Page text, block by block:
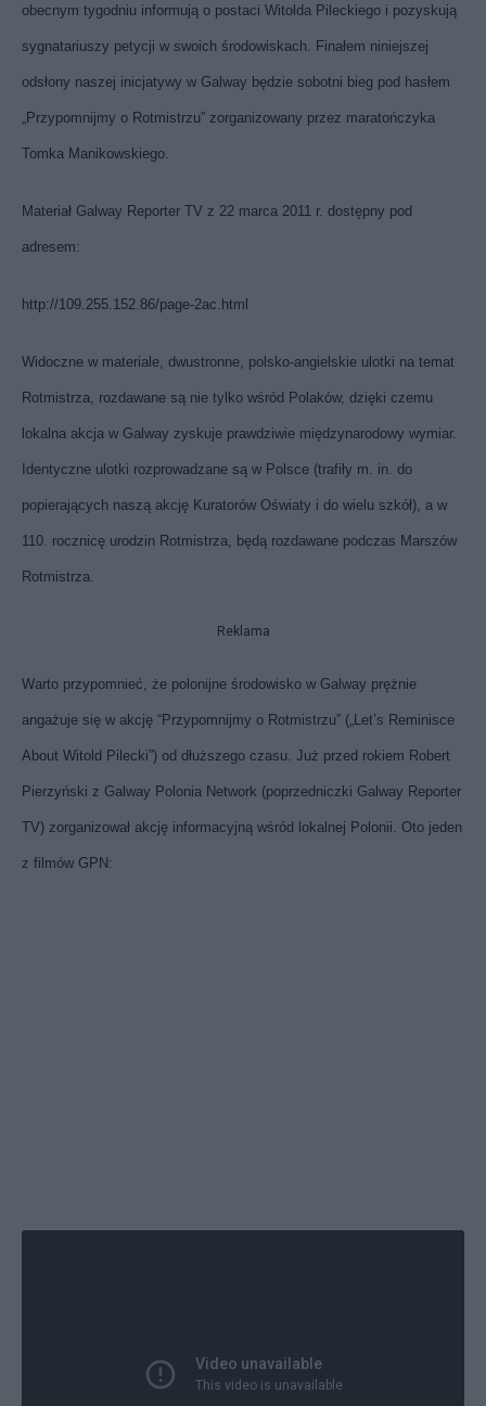
obecnym tygodniu informują o postaci Witolda Pileckiego i pozyskują
sygnatariuszy petycji w swoich środowiskach. Finałem niniejszej
odsłony naszej inicjatywy w Galway będzie sobotni bieg pod hasłem
„Przypomnijmy o Rotmistrzu” zorganizowany przez maratończyka
Tomka Manikowskiego.
Materiał Galway Reporter TV z 22 marca 2011 r. dostępny pod
adresem:
http://109.255.152.86/page-2ac.html
Widoczne w materiale, dwustronne, polsko-angielskie ulotki na temat
Rotmistrza, rozdawane są nie tylko wśród Polaków, dzięki czemu
lokalna akcja w Galway zyskuje prawdziwie międzynarodowy wymiar.
Identyczne ulotki rozprowadzane są w Polsce (trafiły m. in. do
popierających naszą akcję Kuratorów Oświaty i do wielu szkół), a w
110. rocznicę urodzin Rotmistrza, będą rozdawane podczas Marszów
Rotmistrza.
Reklama
Warto przypomnieć, że polonijne środowisko w Galway prężnie
angażuje się w akcję “Przypomnijmy o Rotmistrzu” („Let’s Reminisce
About Witold Pilecki”) od dłuższego czasu. Już przed rokiem Robert
Pierzyński z Galway Polonia Network (poprzedniczki Galway Reporter
TV) zorganizował akcję informacyjną wśród lokalnej Polonii. Oto jeden
z filmów GPN: